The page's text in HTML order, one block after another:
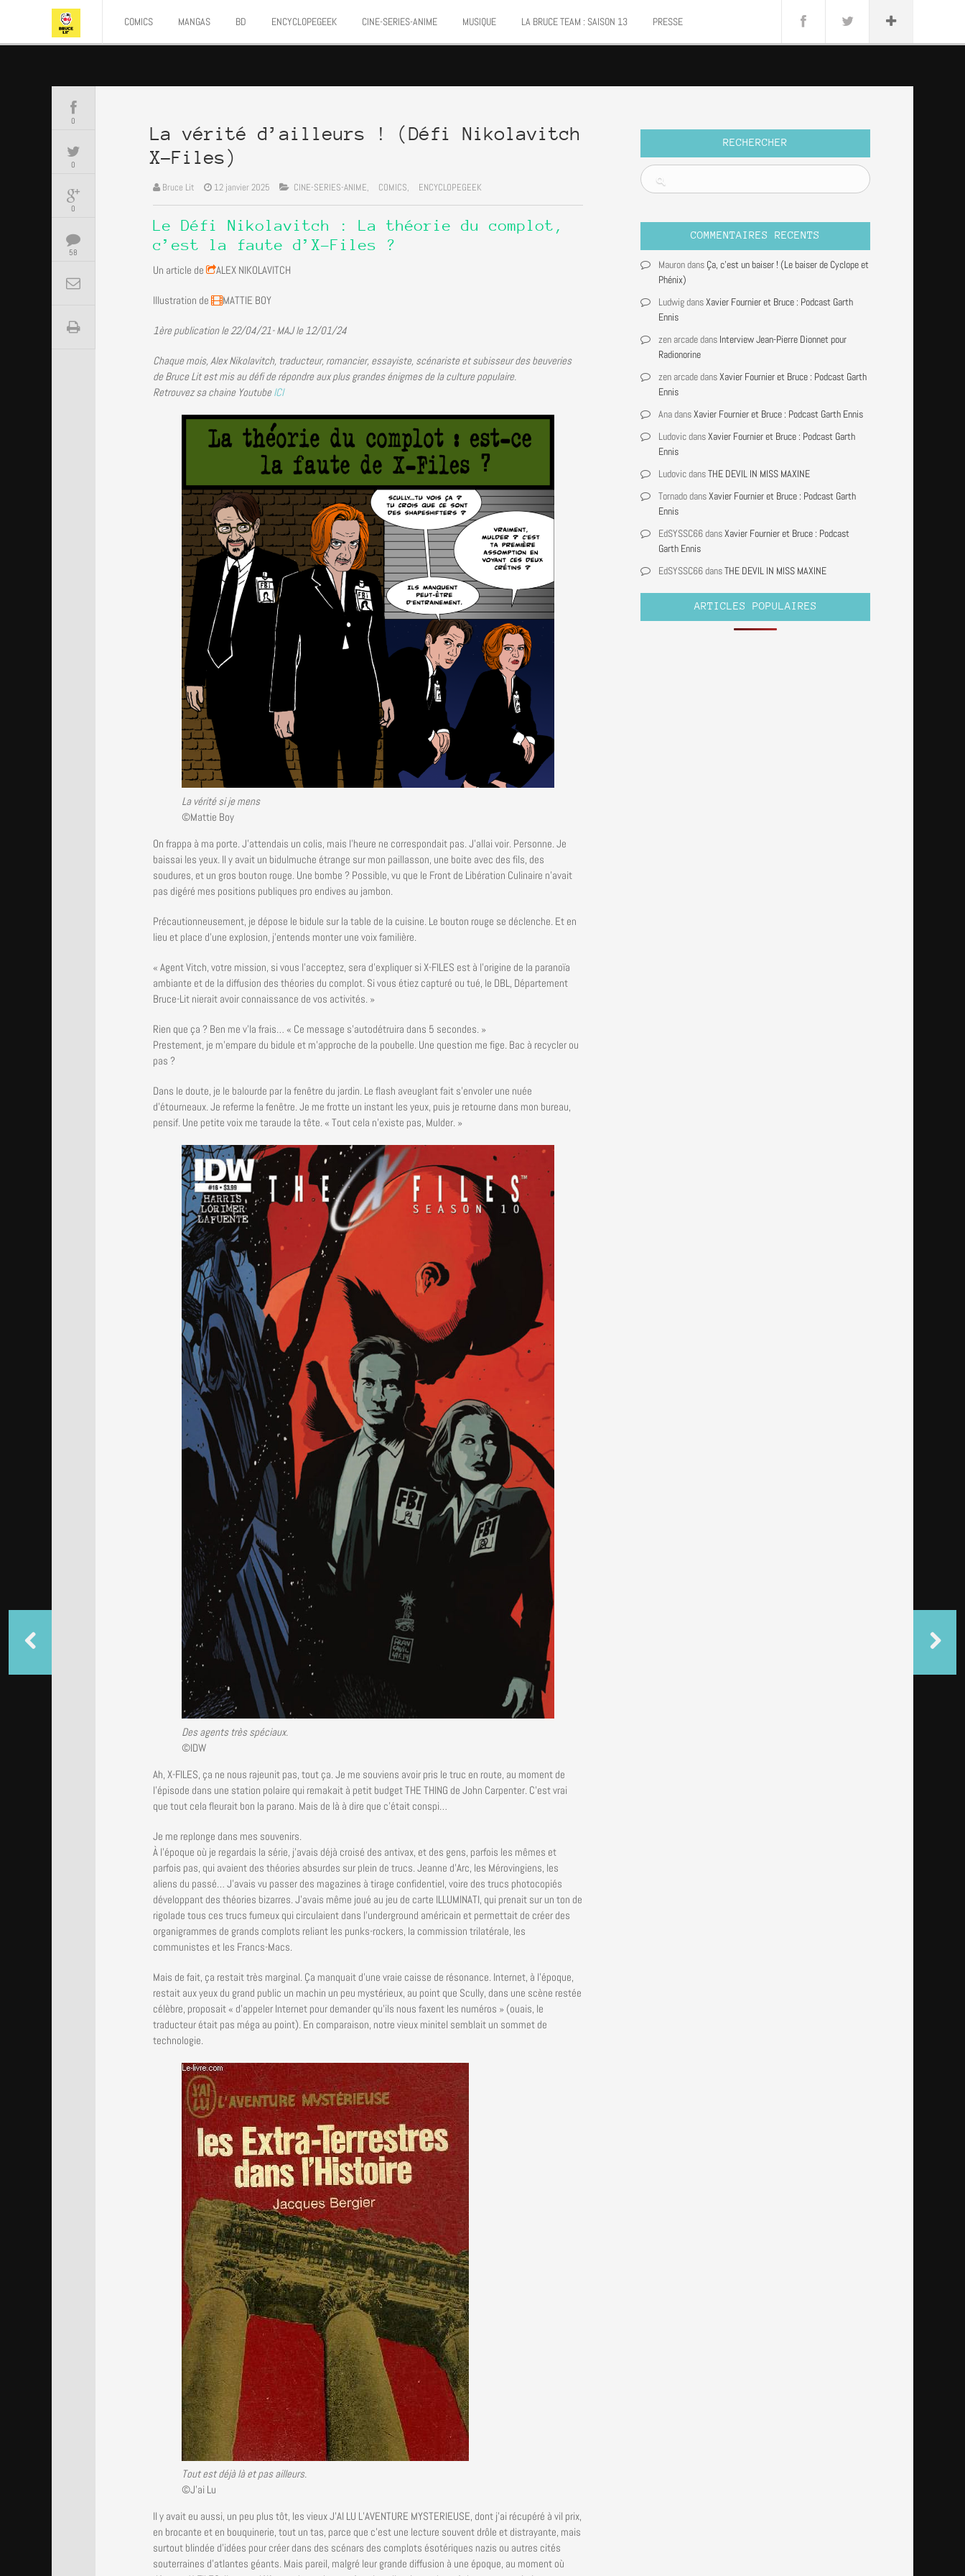
COMICS MANGAS BD ENCYCLOPEGEEK CINE-SERIES-ANIME MUSIQUE LA BRUCE TEAM : SAISON 13 PRESSE
0
0
0
58
La vérité d’ailleurs ! (Défi Nikolavitch
X-Files)
Bruce Lit 12 janvier 2025 CINE-SERIES-ANIME, COMICS, ENCYCLOPEGEEK
Le Défi Nikolavitch : La théorie du complot,
c’est la faute d’X-Files ?
Un article de ALEX NIKOLAVITCH
Illustration de MATTIE BOY
1ère publication le 22/04/21- MAJ le 12/01/24
Chaque mois, Alex Nikolavitch, traducteur, romancier, essayiste, scénariste et subisseur des beuveries
de Bruce Lit est mis au défi de répondre aux plus grandes énigmes de la culture populaire.
Retrouvez sa chaine YoutubeICI
La vérité si je mens
©Mattie Boy
On frappa à ma porte. J’attendais un colis, mais l’heure ne correspondait pas. J’allai voir. Personne. Je
baissai les yeux. Il y avait un bidulmuche étrange sur mon paillasson, une boite avec des fils, des
soudures, et un gros bouton rouge. Une bombe ? Possible, vu que le Front de Libération Culinaire n’avait
pas digéré mes positions publiques pro endives au jambon.
Précautionneusement, je dépose le bidule sur la table de la cuisine. Le bouton rouge se déclenche. Et en
lieu et place d’une explosion, j’entends monter une voix familière.
« Agent Vitch, votre mission, si vous l’acceptez, sera d’expliquer si X-FILES est à l’origine de la paranoïa
ambiante et de la diffusion des théories du complot. Si vous étiez capturé ou tué, le DBL, Département
Bruce-Lit nierait avoir connaissance de vos activités. »
Rien que ça ? Ben me v’la frais… « Ce message s’autodétruira dans 5 secondes. »
Prestement, je m’empare du bidule et m’approche de la poubelle. Une question me fige. Bac à recycler ou
pas ?
Dans le doute, je le balourde par la fenêtre du jardin. Le flash aveuglant fait s’envoler une nuée
d’étourneaux. Je referme la fenêtre. Je me frotte un instant les yeux, puis je retourne dans mon bureau,
pensif. Une petite voix me taraude la tête. « Tout cela n’existe pas, Mulder. »
Des agents très spéciaux.
©IDW
Ah, X-FILES, ça ne nous rajeunit pas, tout ça. Je me souviens avoir pris le truc en route, au moment de
l’épisode dans une station polaire qui remakait à petit budget THE THING de John Carpenter. C’est vrai
que tout cela fleurait bon la parano. Mais de là à dire que c’était conspi…
Je me replonge dans mes souvenirs.
À l’époque où je regardais la série, j’avais déjà croisé des antivax, et des gens, parfois les mêmes et
parfois pas, qui avaient des théories absurdes sur plein de trucs. Jeanne d’Arc, les Mérovingiens, les
aliens du passé… J’avais vu passer des magazines à tirage confidentiel, voire des trucs photocopiés
développant des théories bizarres. J’avais même joué au jeu de carte ILLUMINATI, qui prenait sur un ton de
rigolade tous ces trucs fumeux qui circulaient dans l’underground américain et permettait de créer des
organigrammes de grands complots reliant les punks-rockers, la commission trilatérale, les
communistes et les Francs-Macs.
Mais de fait, ça restait très marginal. Ça manquait d’une vraie caisse de résonance. Internet, à l’époque,
restait aux yeux du grand public un machin un peu mystérieux, au point que Scully, dans une scène restée
célèbre, proposait « d’appeler Internet pour demander qu’ils nous faxent les numéros » (ouais, le
traducteur était pas méga au point). En comparaison, notre vieux minitel semblait un sommet de
technologie.
Tout est déjà là et pas ailleurs.
©J’ai Lu
Il y avait eu aussi, un peu plus tôt, les vieux J’AI LU L’AVENTURE MYSTERIEUSE, dont j’ai récupéré à vil prix,
en brocante et en bouquinerie, tout un tas, parce que c’est une lecture souvent drôle et distrayante, mais
surtout blindée d’idées pour créer dans des scénars des complots ésotériques nazis ou autres cités
souterraines d’atlantes géants. Mais pareil, malgré leur grande diffusion à une époque, au moment où
RECHERCHER
COMMENTAIRES RECENTS
Mauron dans Ça, c’est un baiser ! (Le baiser de Cyclope et
Phénix)
Ludwig dansXavier Fournier et Bruce : Podcast Garth
Ennis
zen arcade dans Interview Jean-Pierre Dionnet pour
Radionorine
zen arcade dansXavier Fournier et Bruce : Podcast Garth
Ennis
Ana dansXavier Fournier et Bruce : Podcast Garth Ennis
Ludovic dansXavier Fournier et Bruce : Podcast Garth
Ennis
Ludovic dansTHE DEVIL IN MISS MAXINE
Tornado dansXavier Fournier et Bruce : Podcast Garth
Ennis
EdSYSSC66 dansXavier Fournier et Bruce : Podcast
Garth Ennis
EdSYSSC66 dansTHE DEVIL IN MISS MAXINE
ARTICLES POPULAIRES
Mangas Marvel Mattie boy Musique Panini
Patrick FaivrePressePrésence Punisher Rock
Urban Vertigo xmen